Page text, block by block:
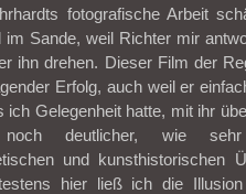
fotografische Arbeit
im Sande, weil Richter mir
ihn drehen. Dieser Film der
Erfolg, auch weil er
ich Gelegenheit hatte, mit ihr
deutlicher, wie
und kunsthistorischen
hier ließ ich die Illusion